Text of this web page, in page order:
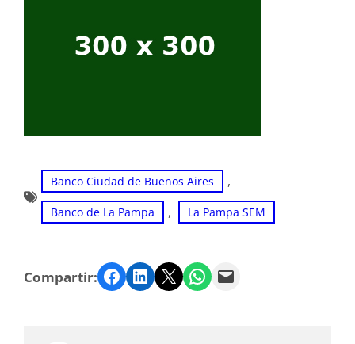
Banco Ciudad de Buenos Aires ,
Banco de La Pampa , La Pampa SEM
Compartir: Facebook LinkedIn Twitter WhatsApp Email